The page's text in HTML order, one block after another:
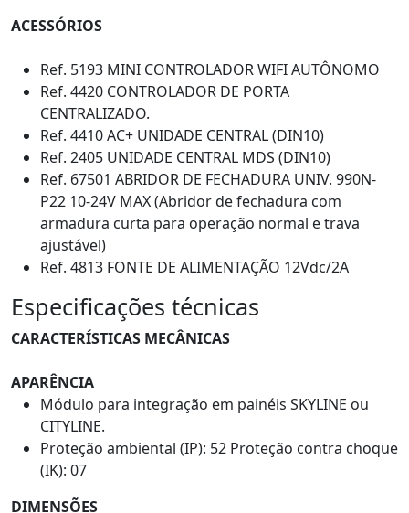
ACESSÓRIOS
Ref. 5193 MINI CONTROLADOR WIFI AUTÔNOMO
Ref. 4420 CONTROLADOR DE PORTA
CENTRALIZADO.
Ref. 4410 AC+ UNIDADE CENTRAL (DIN10)
Ref. 2405 UNIDADE CENTRAL MDS (DIN10)
Ref. 67501 ABRIDOR DE FECHADURA UNIV. 990N-
P22 10-24V MAX (Abridor de fechadura com
armadura curta para operação normal e trava
ajustável)
Ref. 4813 FONTE DE ALIMENTAÇÃO 12Vdc/2A
Especificações técnicas
CARACTERÍSTICAS MECÂNICAS
APARÊNCIA
Módulo para integração em painéis SKYLINE ou
CITYLINE.
Proteção ambiental (IP): 52 Proteção contra choque
(IK): 07
DIMENSÕES